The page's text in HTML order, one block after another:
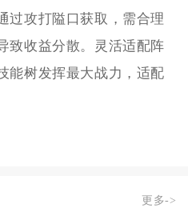
过攻打隘口获取，需合理
致收益分散。灵活适配阵
能树发挥最大战力，适配
更多->